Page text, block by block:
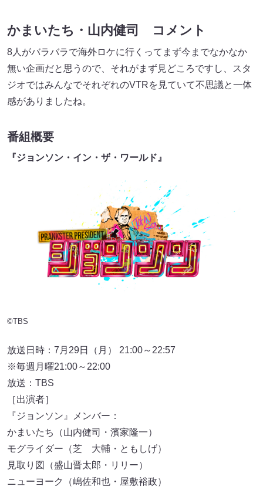
かまいたち・山内健司 コメント
8人がバラバラで海外ロケに行くってまず今までなかなか
無い企画だと思うので、それがまず見どころですし、スタ
ジオではみんなでそれぞれのVTRを見ていて不思議と一体
感がありましたね。
番組概要
『ジョンソン・イン・ザ・ワールド』
©TBS
放送日時：7月29日（月） 21:00～22:57
※毎週月曜21:00～22:00
放送：TBS
［出演者］
『ジョンソン』メンバー：
かまいたち（山内健司・濱家隆一）
モグライダー（芝 大輔・ともしげ）
見取り図（盛山晋太郎・リリー）
ニューヨーク（嶋佐和也・屋敷裕政）